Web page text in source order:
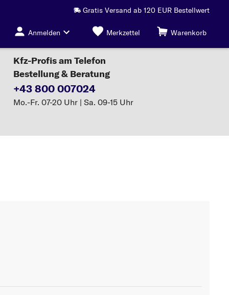
Gratis Versand ab 120 EUR Bestellwert
Anmelden Merkzettel Warenkorb
Kfz-Profis am Telefon
Bestellung & Beratung
+43 800 007024
Mo.-Fr. 07-20 Uhr | Sa. 09-15 Uhr